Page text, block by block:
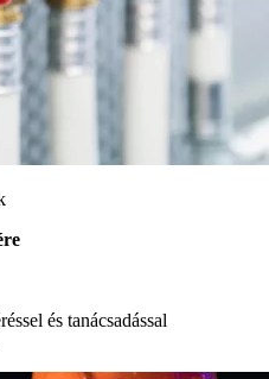
és tanácsadással